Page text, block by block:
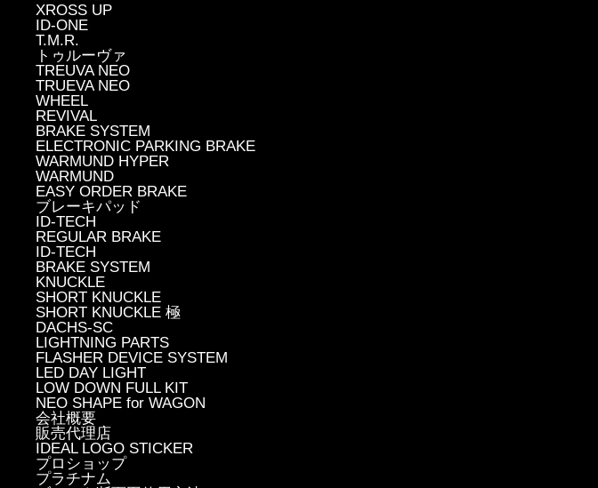
XROSS UP
ID-ONE
T.M.R.
トゥルーヴァ
TREUVA NEO
TRUEVA NEO
WHEEL
REVIVAL
BRAKE SYSTEM
ELECTRONIC PARKING BRAKE
WARMUND HYPER
WARMUND
EASY ORDER BRAKE
ブレーキパッド
ID-TECH
REGULAR BRAKE
ID-TECH
BRAKE SYSTEM
KNUCKLE
SHORT KNUCKLE
SHORT KNUCKLE 極
DACHS-SC
LIGHTNING PARTS
FLASHER DEVICE SYSTEM
LED DAY LIGHT
LOW DOWN FULL KIT
NEO SHAPE for WAGON
会社概要
販売代理店
IDEAL LOGO STICKER
プロショップ
プラチナム